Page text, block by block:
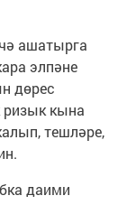
ашатырга
элпәне
дөрес
кына
тешләре,
даими